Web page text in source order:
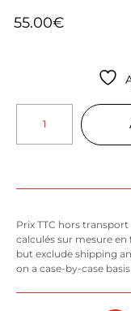
55.00€
Prix TTC hors
calculés sur mesure
but exclude shipping
on a case-by-case